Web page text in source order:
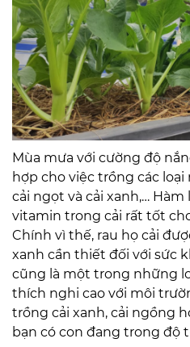
Mùa mưa với cường độ
hợp cho việc trồng các loại
cải ngọt và cải xanh,…
vitamin trong cải rất tốt
Chính vì thế, rau họ cải
xanh cần thiết đối với sức
cũng là một trong những
thích nghi cao với môi
trồng cải xanh, cải ngồng
bạn có con đang trong độ